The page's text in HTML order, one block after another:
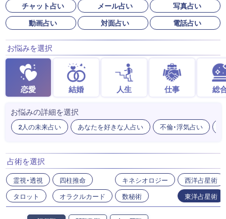
チャット占い メール占い
写真占い
動画占い
対面占い 電話占い
お悩みを選択
恋愛 結婚 人生 仕事 総
お悩みの詳細を選択
2人の未来占い あなたを好きな人占い 不倫・浮気占い
占術を選択
霊視・透視
タロット
四柱推命
オラクルカード
キネシオロジー
数秘術
西洋占星術
東洋占星術